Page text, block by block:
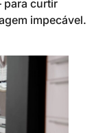
para curtir
impecável.